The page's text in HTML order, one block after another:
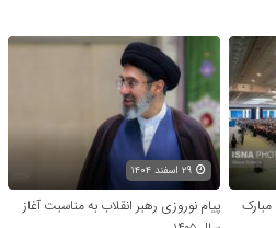
پیام نوروزی رهبر انقلاب به مناسبت آغاز